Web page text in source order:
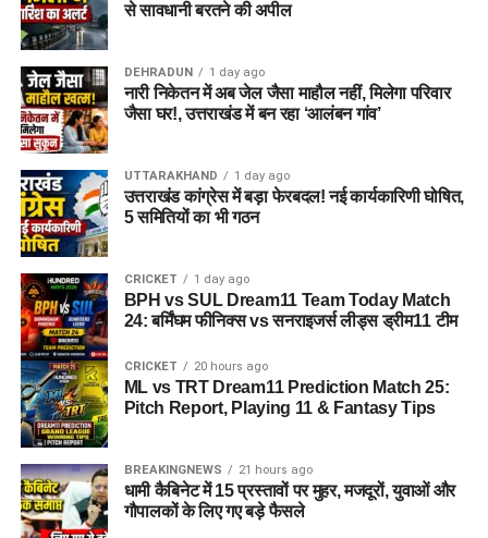
से सावधानी बरतने की अपील
DEHRADUN 1 day ago
नारी निकेतन में अब जेल जैसा माहौल नहीं, मिलेगा परिवार
जैसा घर!, उत्तराखंड में बन रहा ‘आलंबन गांव’
UTTARAKHAND 1 day ago
उत्तराखंड कांग्रेस में बड़ा फेरबदल! नई कार्यकारिणी घोषित,
5 समितियों का भी गठन
CRICKET 1 day ago
BPH vs SUL Dream11 Team Today Match
24: बर्मिंघम फीनिक्स vs सनराइजर्स लीड्स ड्रीम11 टीम
CRICKET 20 hours ago
ML vs TRT Dream11 Prediction Match 25:
Pitch Report, Playing 11 & Fantasy Tips
BREAKINGNEWS 21 hours ago
धामी कैबिनेट में 15 प्रस्तावों पर मुहर, मजदूरों, युवाओं और
गौपालकों के लिए गए बड़े फैसले